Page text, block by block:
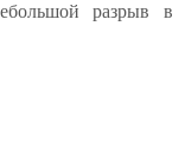
разрыв в